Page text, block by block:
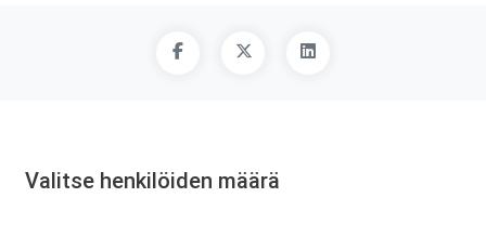
Valitse henkilöiden määrä